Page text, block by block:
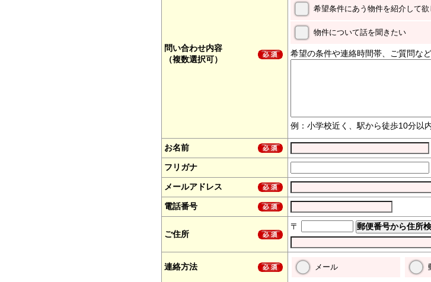
問い合わせ内容
（複数選択可）
希望条件にあう物件を紹介して欲
物件について話を聞きたい
希望の条件や連絡時間帯、ご質問な
例：小学校近く、駅から徒歩10分以
お名前
フリガナ
メールアドレス
電話番号
ご住所
〒
連絡方法 メール